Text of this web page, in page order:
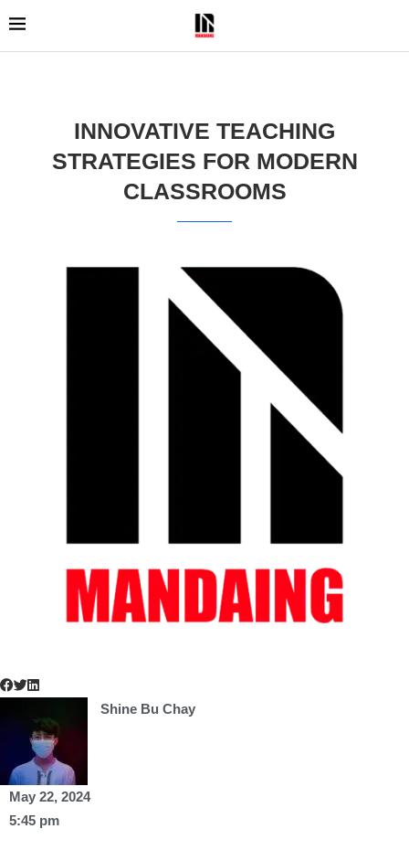
INNOVATIVE TEACHING
STRATEGIES FOR MODERN
CLASSROOMS
Shine Bu Chay
May 22, 2024
5:45 pm